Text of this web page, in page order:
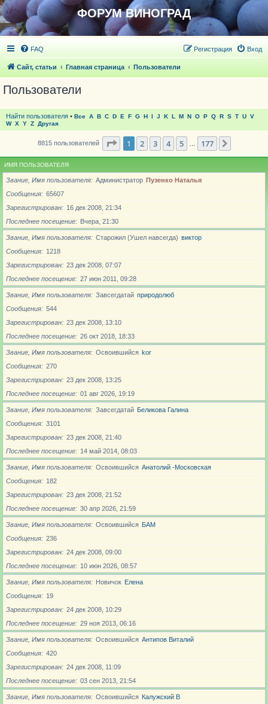
ФОРУМ ВИНОГРАД
FAQ Вход
Регистрация
Сайт, статьи Главная страница Пользователи
Пользователи
Найти пользователя • Все A B C D E F G H I J K L M N O P Q R S T U V
W X Y Z Другая
8815 пользователей Страница из 177
1 2 3 4 5 177
ИМЯ ПОЛЬЗОВАТЕЛЯ
Звание, Имя пользователя Администратор Пузенко Наталья
Сообщения
65607
Зарегистрирован
16 дек 2008, 21:34
Последнее посещение
Вчера, 21:30
Звание, Имя пользователя Старожил (Ушел навсегда) виктор
Сообщения
1218
Зарегистрирован
23 дек 2008, 07:07
Последнее посещение
27 июн 2011, 09:28
Звание, Имя пользователя Завсегдатай природолюб
Сообщения
544
Зарегистрирован
23 дек 2008, 13:10
Последнее посещение
26 окт 2018, 18:33
Звание, Имя пользователя Освоившийся kor
Сообщения
270
Зарегистрирован
23 дек 2008, 13:25
Последнее посещение
01 авг 2026, 19:19
Звание, Имя пользователя Завсегдатай Беликова Галина
Сообщения
3101
Зарегистрирован
23 дек 2008, 21:40
Последнее посещение
14 май 2014, 08:03
Звание, Имя пользователя Освоившийся Анатолий -Московская
Сообщения
182
Зарегистрирован
23 дек 2008, 21:52
Последнее посещение
30 апр 2026, 21:59
Звание, Имя пользователя Освоившийся БАМ
Сообщения
236
Зарегистрирован
24 дек 2008, 09:00
Последнее посещение
10 июн 2026, 08:57
Звание, Имя пользователя Новичoк Елена
Сообщения
19
Зарегистрирован
24 дек 2008, 10:29
Последнее посещение
29 ноя 2013, 06:16
Звание, Имя пользователя Освоившийся Антипов Виталий
Сообщения
420
Зарегистрирован
24 дек 2008, 11:09
Последнее посещение
03 сен 2013, 21:54
Звание, Имя пользователя Освоившийся Калужский В